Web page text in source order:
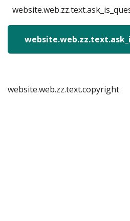
website.web.zz.text.copyright